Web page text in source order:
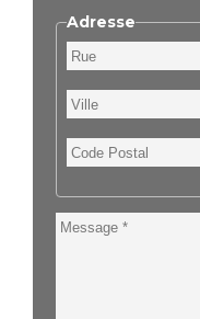
Adresse
Rue
Ville
Code
Postal
Message